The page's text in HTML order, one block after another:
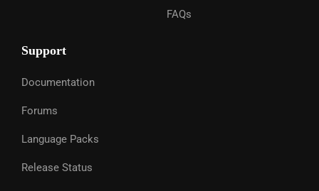
FAQs
Support
Documentation
Forums
Language Packs
Release Status